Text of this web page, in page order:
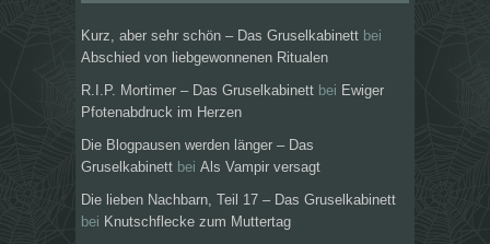
Kurz, aber sehr schön – Das Gruselkabinett bei
Abschied von liebgewonnenen Ritualen
R.I.P. Mortimer – Das Gruselkabinett bei Ewiger
Pfotenabdruck im Herzen
Die Blogpausen werden länger – Das
Gruselkabinett bei Als Vampir versagt
Die lieben Nachbarn, Teil 17 – Das Gruselkabinett
bei Knutschflecke zum Muttertag